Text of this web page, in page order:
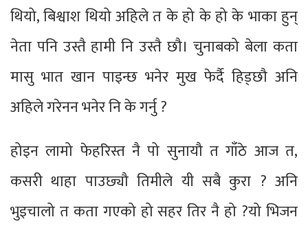
थियो, बिश्वाश थियो अहिले त के हो के हो के भाका हुन्
नेता पनि उस्तै हामी नि उस्तै छौ। चुनाबको बेला कता
मासु भात खान पाइन्छ भनेर मुख फेर्दै हिड्छौ अनि
अहिले गरेनन भनेर नि के गर्नु ?
होइन लामो फेहरिस्त नै पो सुनायौ त गाँठे आज त,
कसरी थाहा पाउछ्यौ तिमीले यी सबै कुरा ? अनि
भुइचालो त कता गएको हो सहर तिर नै हो ?यो भिजन